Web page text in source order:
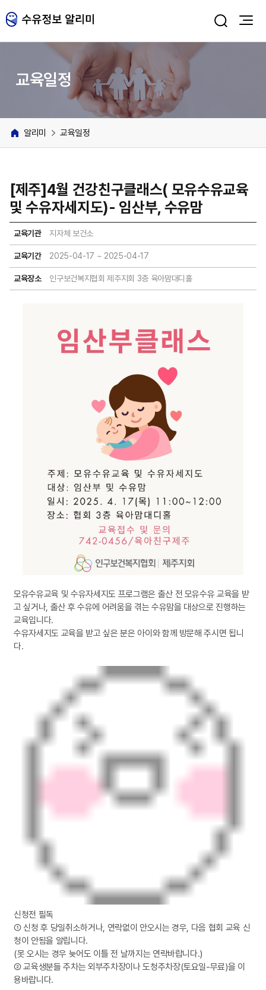
교육일정
알리미 교육일정
[제주]4월 건강친구클래스( 모유수유교육
및 수유자세지도)- 임산부, 수유맘
교육기관 지자체 보건소
교육기간 2025-04-17 ~ 2025-04-17
교육장소 인구보건복지협회 제주지회 3층 육아맘대디홀
모유수유교육 및 수유자세지도 프로그램은 출산 전 모유수유 교육을 받
고 싶거나, 출산 후 수유에 어려움을 겪는 수유맘을 대상으로 진행하는
교육입니다.
수유자세지도 교육을 받고 싶은 분은 아이와 함께 방문해 주시면 됩니
다.
신청전 필독
① 신청 후 당일취소하거나, 연락없이 안오시는 경우, 다음 협회 교육 신
청이 안됨을 알립니다.
(못 오시는 경우 늦어도 이틀 전 날까지는 연락바랍니다.)
② 교육생분들 주차는 외부주차장이나 도청주차장(토요일-무료)을 이
용바랍니다.